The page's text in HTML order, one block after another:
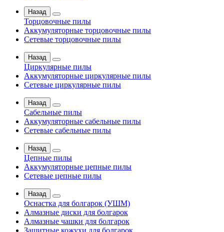
Назад
Торцовочные пилы
Аккумуляторные торцовочные пилы
Сетевые торцовочные пилы
Назад
Циркулярные пилы
Аккумуляторные циркулярные пилы
Сетевые циркулярные пилы
Назад
Сабельные пилы
Аккумуляторные сабельные пилы
Сетевые сабельные пилы
Назад
Цепные пилы
Аккумуляторные цепные пилы
Сетевые цепные пилы
Назад
Оснастка для болгарок (УШМ)
Алмазные диски для болгарок
Алмазные чашки для болгарок
Защитные кожухи для болгарок